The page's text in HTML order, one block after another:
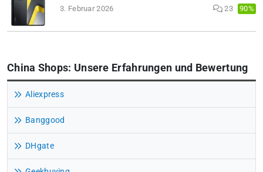
3. Februar 2026 23 90%
China Shops: Unsere Erfahrungen und Bewertung
Aliexpress
Banggood
DHgate